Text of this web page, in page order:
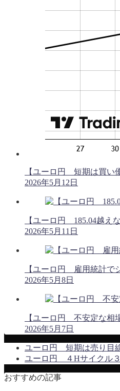
【ユーロ円 短期は買い
2026年5月12日
【ユーロ円 185.04越え
2026年5月11日
【ユーロ円 雇用統計で
2026年5月8日
【ユーロ円 不安定な相
2026年5月7日
ユーロ円 短期は売り目
ユーロ円 ４Hサイクル
おすすめの記事